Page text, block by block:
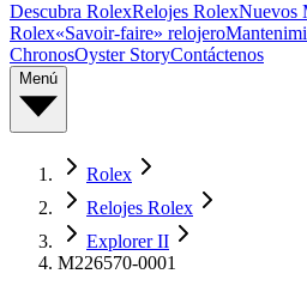
Descubra RolexRelojes RolexNuevos
Rolex«Savoir-faire» relojero
ChronosOyster StoryContáctenos
Menú
Rolex
Relojes Rolex
Explorer II
M226570-0001